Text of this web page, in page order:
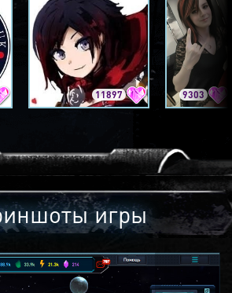
11897 9303
игры